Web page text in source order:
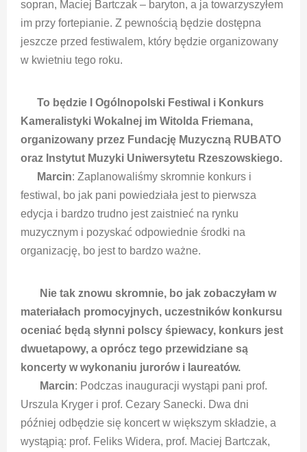
sopran, Maciej Bartczak – baryton, a ja towarzyszyłem
im przy fortepianie. Z pewnością będzie dostępna
jeszcze przed festiwalem, który będzie organizowany
w kwietniu tego roku.
To będzie I Ogólnopolski Festiwal i Konkurs
Kameralistyki Wokalnej im Witolda Friemana,
organizowany przez Fundację Muzyczną RUBATO
oraz Instytut Muzyki Uniwersytetu Rzeszowskiego.
Marcin: Zaplanowaliśmy skromnie konkurs i
festiwal, bo jak pani powiedziała jest to pierwsza
edycja i bardzo trudno jest zaistnieć na rynku
muzycznym i pozyskać odpowiednie środki na
organizację, bo jest to bardzo ważne.
Nie tak znowu skromnie, bo jak zobaczyłam w
materiałach promocyjnych, uczestników konkursu
oceniać będą słynni polscy śpiewacy, konkurs jest
dwuetapowy, a oprócz tego przewidziane są
koncerty w wykonaniu jurorów i laureatów.
Marcin: Podczas inauguracji wystąpi pani prof.
Urszula Kryger i prof. Cezary Sanecki. Dwa dni
później odbędzie się koncert w większym składzie, a
wystąpią: prof. Feliks Widera, prof. Maciej Bartczak,